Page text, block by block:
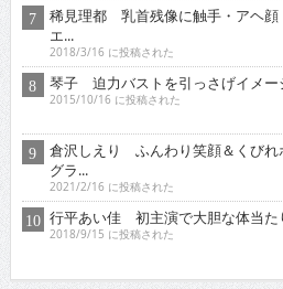
稀見理都 乳首残像に触手・アヘ
エ...
2018/3/16 に投稿された
琴子 迫力バストを引っさげイメー
2015/10/16 に投稿された
倉沢しえり ふんわり笑顔＆くびれ
グラ...
2021/2/16 に投稿された
行平あい佳 初主演で大胆な体当た
2018/9/15 に投稿された